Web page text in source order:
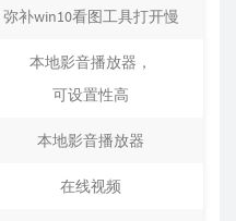
弥补win10看图工具打开慢
本地影音播放器，
可设置性高
本地影音播放器
在线视频